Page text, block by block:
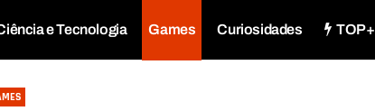
e Tecnologia Games Curiosidades TOP+